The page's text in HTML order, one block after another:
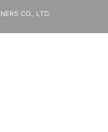
CO., LTD.